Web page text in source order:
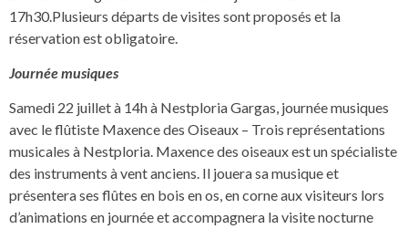
17h30.Plusieurs départs de visites sont proposés et la
réservation est obligatoire.
Journée musiques
Samedi 22 juillet à 14h à Nestploria Gargas, journée musiques
avec le flûtiste Maxence des Oiseaux – Trois représentations
musicales à Nestploria. Maxence des oiseaux est un spécialiste
des instruments à vent anciens. Il jouera sa musique et
présentera ses flûtes en bois en os, en corne aux visiteurs lors
d’animations en journée et accompagnera la visite nocturne